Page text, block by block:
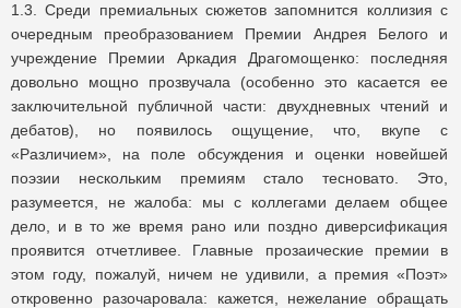
1.3. Среди премиальных сюжетов запомнится коллизия с
очередным преобразованием Премии Андрея Белого и
учреждение Премии Аркадия Драгомощенко: последняя
довольно мощно прозвучала (особенно это касается ее
заключительной публичной части: двухдневных чтений и
дебатов), но появилось ощущение, что, вкупе с
«Различием», на поле обсуждения и оценки новейшей
поэзии нескольким премиям стало тесновато. Это,
разумеется, не жалоба: мы с коллегами делаем общее
дело, и в то же время рано или поздно диверсификация
проявится отчетливее. Главные прозаические премии в
этом году, пожалуй, ничем не удивили, а премия «Поэт»
откровенно разочаровала: кажется, нежелание обращать